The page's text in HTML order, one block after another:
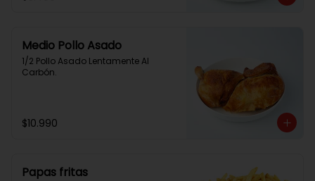
Medio Pollo Asado
1/2 Pollo Asado Lentamente Al
Carbón.
$10.990
Papas fritas